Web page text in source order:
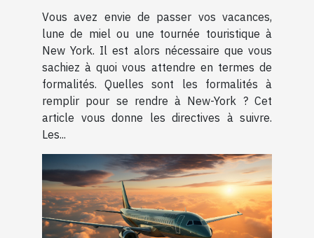
Vous avez envie de passer vos vacances,
lune de miel ou une tournée touristique à
New York. Il est alors nécessaire que vous
sachiez à quoi vous attendre en termes de
formalités. Quelles sont les formalités à
remplir pour se rendre à New-York ? Cet
article vous donne les directives à suivre.
Les...